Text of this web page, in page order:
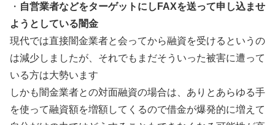
・ 自営業者などをターゲットにしFAXを送って申し込ませ
ようとしている闇金
現代では直接闇金業者と会ってから融資を受けるというの
は減少しましたが、それでもまだそういった被害に遭って
いる方は大勢います
しかも闇金業者との対面融資の場合は、ありとあらゆる手
を使って融資額を増額してくるので借金が爆発的に増えて